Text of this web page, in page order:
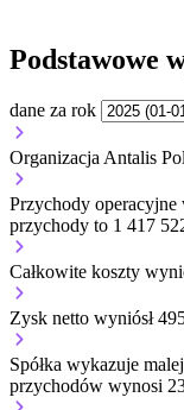
Podstawowe
dane za rok
Organizacja Antalis
Przychody operacyjne
przychody to 1 417
Całkowite koszty
Zysk netto wyniósł
Spółka wykazuje
przychodów wynosi